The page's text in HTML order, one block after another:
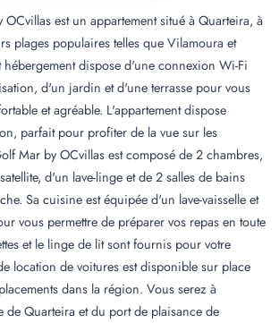
OCvillas est un appartement situé à Quarteira, à
plages populaires telles que Vilamoura et
hébergement dispose d'une connexion Wi-Fi
d'un jardin et d'une terrasse pour vous
et agréable. L'appartement dispose
parfait pour profiter de la vue sur les
Mar by OCvillas est composé de 2 chambres,
d'un lave-linge et de 2 salles de bains
Sa cuisine est équipée d'un lave-vaisselle et
vous permettre de préparer vos repas en toute
et le linge de lit sont fournis pour votre
location de voitures est disponible sur place
dans la région. Vous serez à
de Quarteira et du port de plaisance de